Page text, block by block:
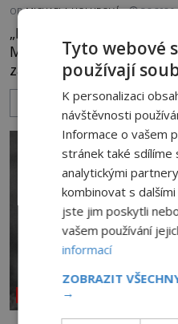
ODMICHAELA HOLUBOVÁ 5.8.2026
„Budeš se smažit v
Markéta na o dvě
za chvíli slovní palbu
katolička, druhá
nich se usídlí na jedné z
mezi vůdce
skutečně jistou
ZOBRAZIT VÍCE
NEOBJASNĚNÉ UDÁLOSTI
Tyto webové
používají
K personalizaci
návštěvnosti
Informace o vašem
stránek také sdílíme
analytickými
kombinovat s
jste jim poskytli
vašem používání
informací
ZOBRAZIT
→